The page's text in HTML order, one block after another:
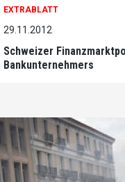
EXTRABLATT
29.11.2012
Schweizer
Bankunternehmers